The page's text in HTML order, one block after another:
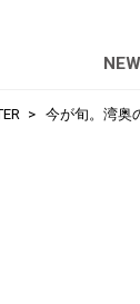
今が旬。湾奥